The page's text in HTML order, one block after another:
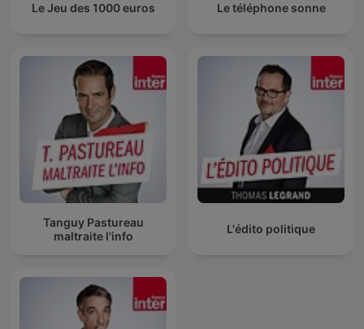
Le Jeu des 1000 euros Le téléphone sonne
Tanguy Pastureau
maltraite l'info
L'édito politique